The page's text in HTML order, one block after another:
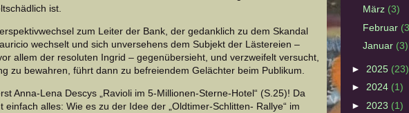
ist.
zum Leiter der Bank, der gedanklich zu dem Skandal
wechselt und sich unversehens dem Subjekt der Lästereien –
allem der resoluten Ingrid – gegenübersieht, und verzweifelt versucht,
zu bewahren, führt dann zu befreiendem Gelächter beim Publikum.
Anna-Lena Descys „Ravioli im 5-Millionen-Sterne-Hotel“ (S.25)! Da
einfach alles: Wie es zu der Idee der „Oldtimer-Schlitten- Rallye“ im
März (3)
Februar
Januar (3)
► 2025 (23)
► 2024 (1)
► 2023 (1)